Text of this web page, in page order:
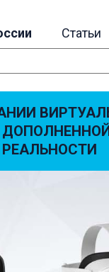
Статьи
РЕАЛЬНОСТИ